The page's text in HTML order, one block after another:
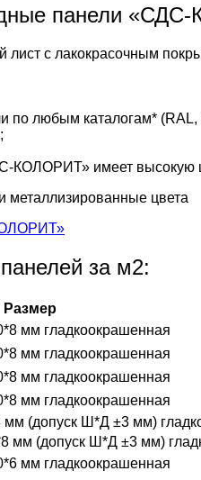
панели
лист с лакокрасочным
любым каталогам* (RAL,
КОЛОРИТ» имеет высокую
цвета
за м2:
Размер
мм гладкоокрашенная
мм гладкоокрашенная
мм гладкоокрашенная
мм гладкоокрашенная
(допуск Ш*Д ±3 мм)
мм (допуск Ш*Д ±3 мм)
мм гладкоокрашенная